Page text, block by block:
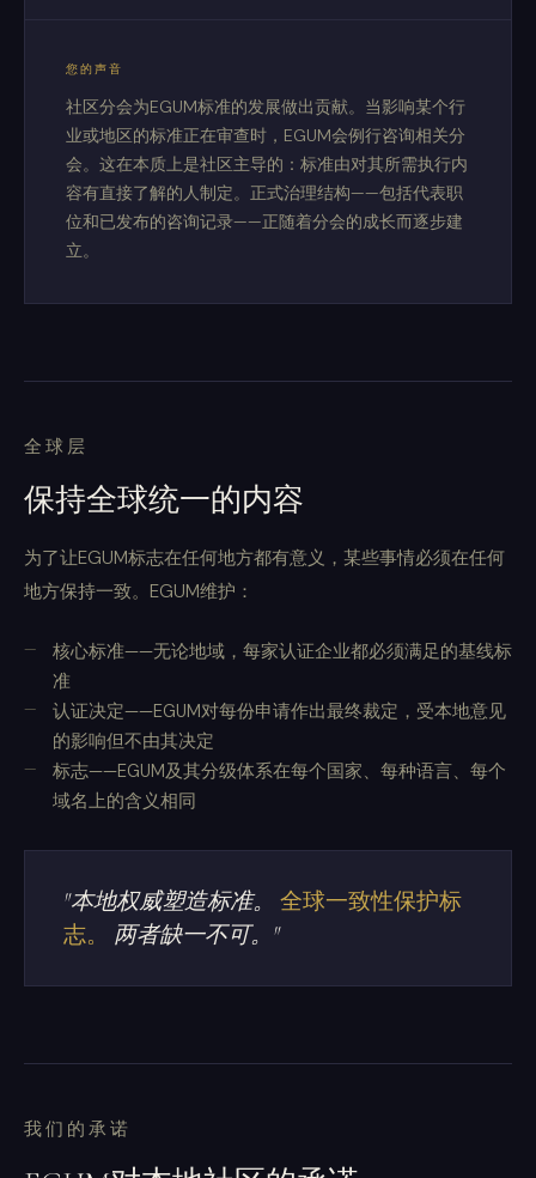
您的声音
社区分会为EGUM标准的发展做出贡献。当影响某个行
业或地区的标准正在审查时，EGUM会例行咨询相关分
会。这在本质上是社区主导的：标准由对其所需执行内
容有直接了解的人制定。正式治理结构——包括代表职
位和已发布的咨询记录——正随着分会的成长而逐步建
立。
全球层
保持全球统一的内容
为了让EGUM标志在任何地方都有意义，某些事情必须在任何
地方保持一致。EGUM维护：
核心标准——无论地域，每家认证企业都必须满足的基线标
准
认证决定——EGUM对每份申请作出最终裁定，受本地意见
的影响但不由其决定
标志——EGUM及其分级体系在每个国家、每种语言、每个
域名上的含义相同
"本地权威塑造标准。 全球一致性保护标
志。
两者缺一不可。"
我们的承诺